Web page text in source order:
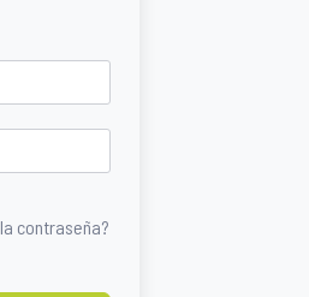
contraseña?